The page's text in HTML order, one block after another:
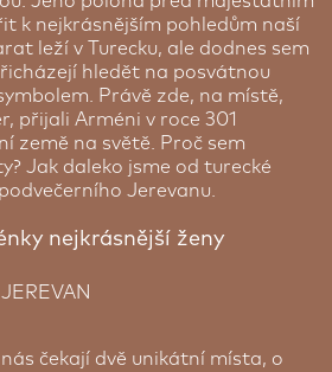
Cena od:4 810 Kč
k nejkrásnějším pohledům naší
leží v Turecku, ale dodnes sem
hledět na posvátnou
Právě zde, na místě,
přijali Arméni v roce 301
země na světě. Proč sem
Jak daleko jsme od turecké
Jerevanu.
nejkrásnější ženy
čekají dvě unikátní místa, o